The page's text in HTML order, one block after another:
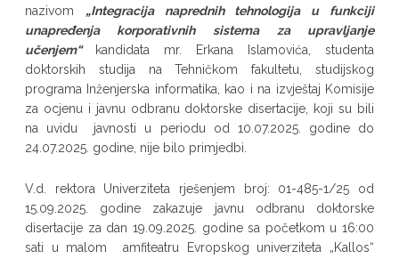
nazivom „Integracija naprednih tehnologija u funkciji
unapređenja korporativnih sistema za upravljanje
učenjem“
kandidata mr. Erkana Islamovića, studenta
doktorskih studija na Tehničkom fakultetu, studijskog
programa Inženjerska informatika, kao i na izvještaj Komisije
za ocjenu i javnu odbranu doktorske disertacije, koji su bili
na uvidu javnosti u periodu od 10.07.2025. godine do
24.07.2025. godine, nije bilo primjedbi.
V.d. rektora Univerziteta rješenjem broj: 01-485-1/25 od
15.09.2025. godine zakazuje javnu odbranu doktorske
disertacije za dan 19.09.2025. godine sa početkom u 16:00
sati u malom amfiteatru Evropskog univerziteta „Kallos“